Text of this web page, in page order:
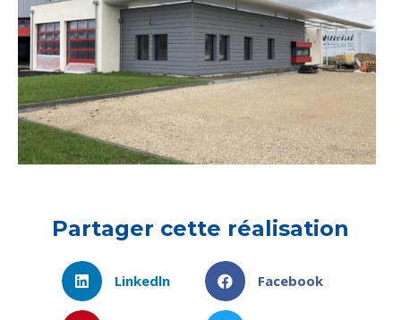
Partager cette réalisation
Linkedln Facebook